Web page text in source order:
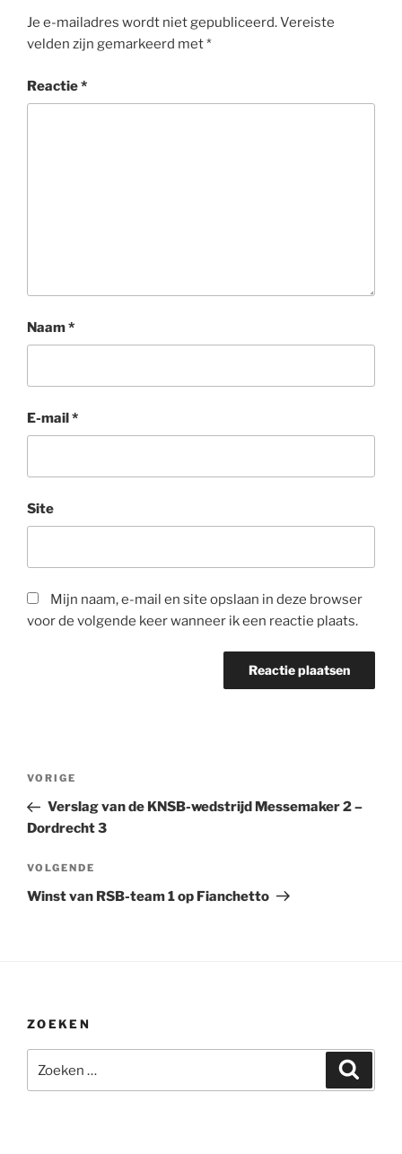
Je e-mailadres wordt niet gepubliceerd.Vereiste
velden zijn gemarkeerd met*
Reactie*
Naam*
E-mail*
Site
Mijn naam, e-mail en site opslaan in deze browser
voor de volgende keer wanneer ik een reactie plaats.
Bericht
Vorig
bericht
VORIGE
Verslag van de KNSB-wedstrijd Messemaker 2 –
Dordrecht 3
Volgend
bericht
VOLGENDE
Winst van RSB-team 1 op Fianchetto
ZOEKEN
naar: